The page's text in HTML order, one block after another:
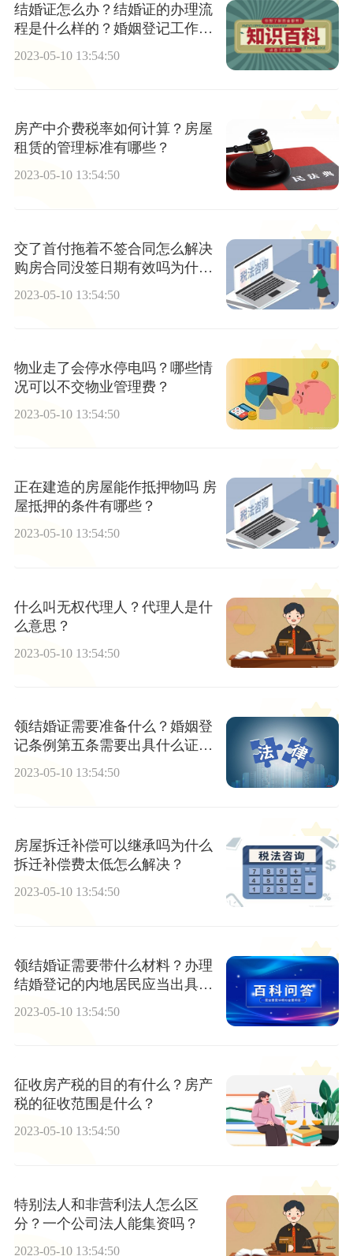
结婚证怎么办？结婚证的办理流
程是什么样的？婚姻登记工作规
2023-05-10 13:54:50
房产中介费税率如何计算？房屋
租赁的管理标准有哪些？
2023-05-10 13:54:50
交了首付拖着不签合同怎么解决
购房合同没签日期有效吗为什
2023-05-10 13:54:50
物业走了会停水停电吗？哪些情
况可以不交物业管理费？
2023-05-10 13:54:50
正在建造的房屋能作抵押物吗 房
屋抵押的条件有哪些？
2023-05-10 13:54:50
什么叫无权代理人？代理人是什
么意思？
2023-05-10 13:54:50
领结婚证需要准备什么？婚姻登
记条例第五条需要出具什么证明
材料？
2023-05-10 13:54:50
房屋拆迁补偿可以继承吗为什么
拆迁补偿费太低怎么解决？
2023-05-10 13:54:50
领结婚证需要带什么材料？办理
结婚登记的内地居民应当出具哪
2023-05-10 13:54:50
征收房产税的目的有什么？房产
税的征收范围是什么？
2023-05-10 13:54:50
特别法人和非营利法人怎么区
分？一个公司法人能集资吗？
2023-05-10 13:54:50